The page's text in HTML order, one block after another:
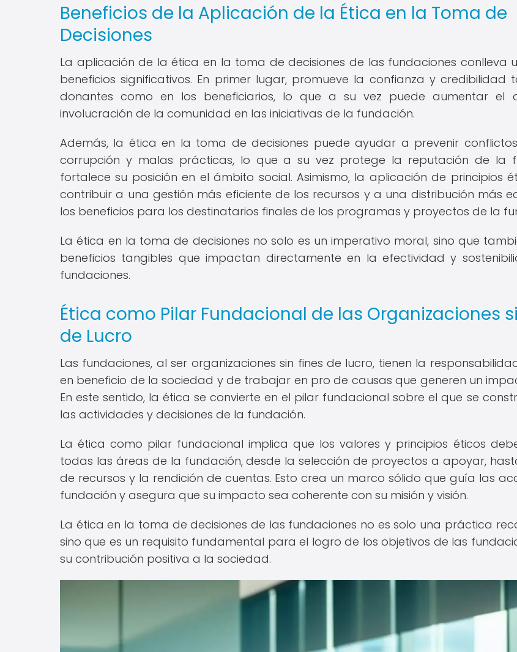
Beneficios de la Aplicación de la Ética en la Toma de
Decisiones
La aplicación de la ética en la toma de decisiones de las fundaciones conlleva
beneficios significativos. En primer lugar, promueve la confianza y credibilidad
donantes como en los beneficiarios, lo que a su vez puede aumentar el
involucración de la comunidad en las iniciativas de la fundación.
Además, la ética en la toma de decisiones puede ayudar a prevenir
corrupción y malas prácticas, lo que a su vez protege la reputación de la
fortalece su posición en el ámbito social. Asimismo, la aplicación de principios
contribuir a una gestión más eficiente de los recursos y a una distribución más
los beneficios para los destinatarios finales de los programas y proyectos de la
La ética en la toma de decisiones no solo es un imperativo moral, sino que
beneficios tangibles que impactan directamente en la efectividad y
fundaciones.
Ética como Pilar Fundacional de las Organizaciones
de Lucro
Las fundaciones, al ser organizaciones sin fines de lucro, tienen la
en beneficio de la sociedad y de trabajar en pro de causas que generen un
En este sentido, la ética se convierte en el pilar fundacional sobre el que se
las actividades y decisiones de la fundación.
La ética como pilar fundacional implica que los valores y principios éticos
todas las áreas de la fundación, desde la selección de proyectos a apoyar,
de recursos y la rendición de cuentas. Esto crea un marco sólido que guía las
fundación y asegura que su impacto sea coherente con su misión y visión.
La ética en la toma de decisiones de las fundaciones no es solo una práctica
sino que es un requisito fundamental para el logro de los objetivos de las
su contribución positiva a la sociedad.